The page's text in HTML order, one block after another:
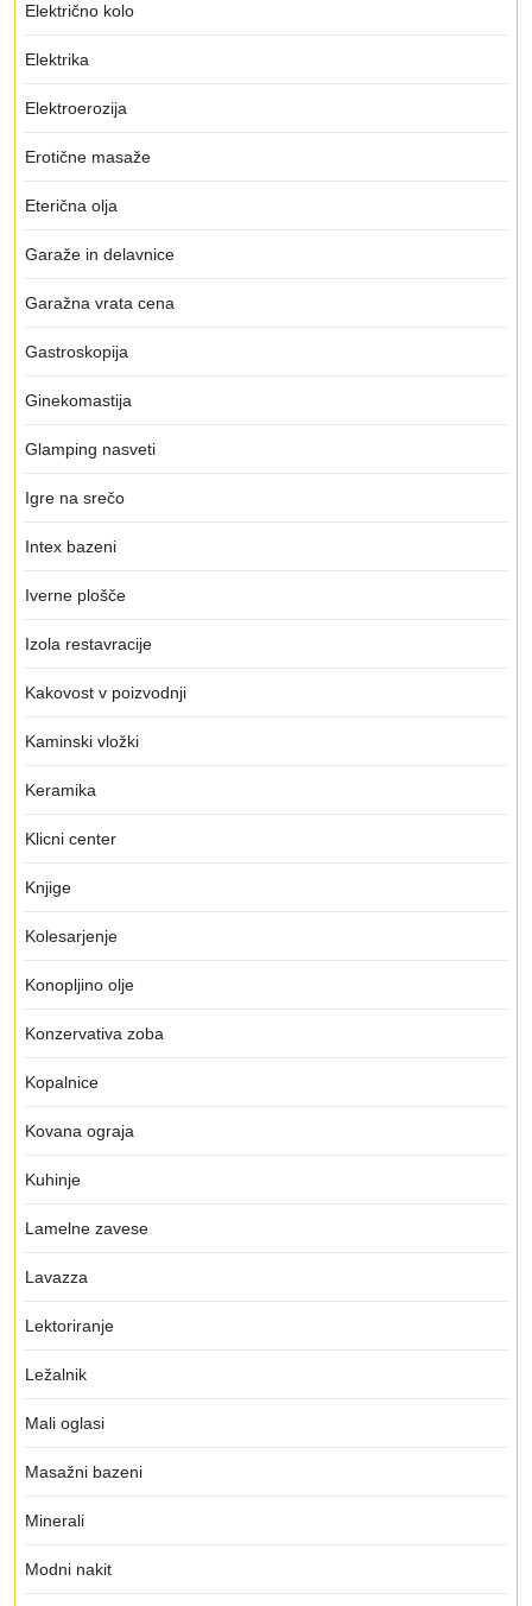
Električno kolo
Elektrika
Elektroerozija
Erotične masaže
Eterična olja
Garaže in delavnice
Garažna vrata cena
Gastroskopija
Ginekomastija
Glamping nasveti
Igre na srečo
Intex bazeni
Iverne plošče
Izola restavracije
Kakovost v poizvodnji
Kaminski vložki
Keramika
Klicni center
Knjige
Kolesarjenje
Konopljino olje
Konzervativa zoba
Kopalnice
Kovana ograja
Kuhinje
Lamelne zavese
Lavazza
Lektoriranje
Ležalnik
Mali oglasi
Masažni bazeni
Minerali
Modni nakit